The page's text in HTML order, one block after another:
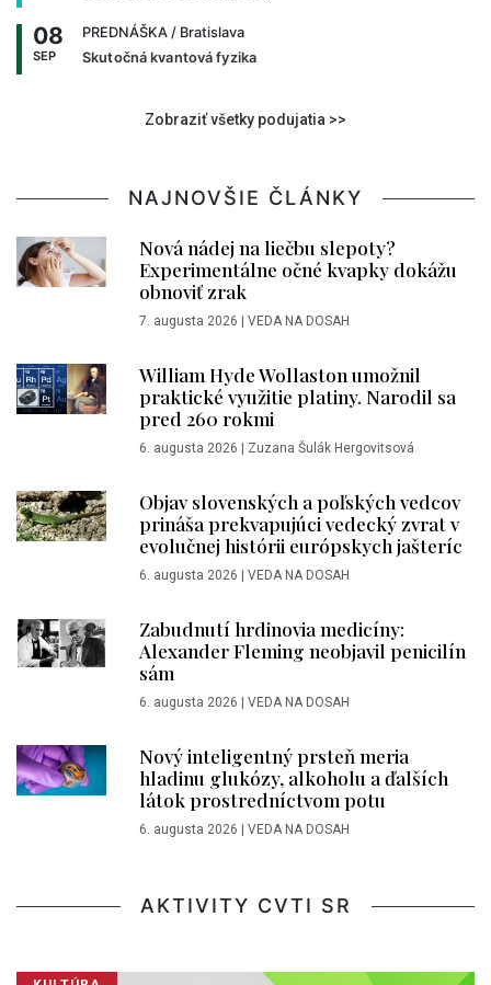
08
SEP
PREDNÁŠKA / Bratislava
Skutočná kvantová fyzika
Zobraziť všetky podujatia >>
NAJNOVŠIE ČLÁNKY
Nová nádej na liečbu slepoty?
Experimentálne očné kvapky dokážu
obnoviť zrak
7. augusta 2026 | VEDA NA DOSAH
William Hyde Wollaston umožnil
praktické využitie platiny. Narodil sa
pred 260 rokmi
6. augusta 2026 | Zuzana Šulák Hergovitsová
Objav slovenských a poľských vedcov
prináša prekvapujúci vedecký zvrat v
evolučnej histórii európskych jašteríc
6. augusta 2026 | VEDA NA DOSAH
Zabudnutí hrdinovia medicíny:
Alexander Fleming neobjavil penicilín
sám
6. augusta 2026 | VEDA NA DOSAH
Nový inteligentný prsteň meria
hladinu glukózy, alkoholu a ďalších
látok prostredníctvom potu
6. augusta 2026 | VEDA NA DOSAH
AKTIVITY CVTI SR